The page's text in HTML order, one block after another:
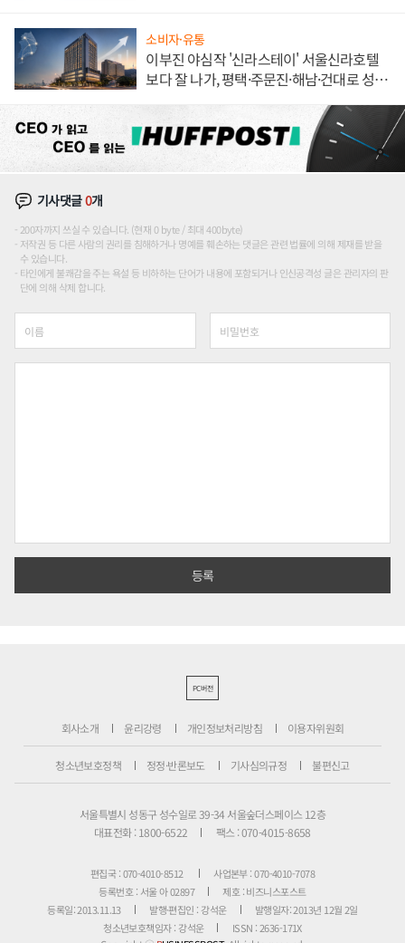
소비자·유통
이부진 야심작 '신라스테이' 서울신라호텔
보다 잘 나가, 평택·주문진·해남·건대로 성
기사댓글0개
200자까지 쓰실 수 있습니다. (현재 0 byte / 최대 400byte)
저작권 등 다른 사람의 권리를 침해하거나 명예를 훼손하는 댓글은 관련 법률에 의해 제재를 받을
수 있습니다.
타인에게 불쾌감을 주는 욕설 등 비하하는 단어가 내용에 포함되거나 인신공격성 글은 관리자의 판
단에 의해 삭제 합니다.
PC버전
회사소개 윤리강령 개인정보처리방침 이용자위원회
청소년보호정책 정정·반론보도 기사심의규정 불편신고
서울특별시 성동구 성수일로 39-34 서울숲더스페이스 12층
대표전화 : 1800-6522
팩스 : 070-4015-8658
편집국 : 070-4010-8512
사업본부 : 070-4010-7078
등록번호 : 서울 아 02897
제호 : 비즈니스포스트
등록일: 2013.11.13
발행·편집인 : 강석운
발행일자: 2013년 12월 2일
청소년보호책임자 : 강석운
ISSN : 2636-171X